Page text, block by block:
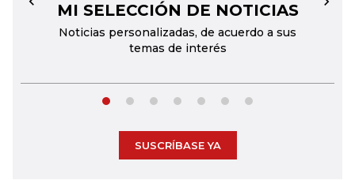
MI SELECCIÓN DE NOTICIAS
Noticias personalizadas, de acuerdo a sus
temas de interés
← →
SUSCRÍBASE YA